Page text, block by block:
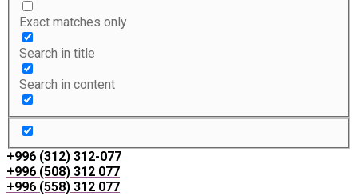
Exact matches only
Search in title
Search in content
+996 (312) 312-077
+996 (508) 312 077
+996 (558) 312 077